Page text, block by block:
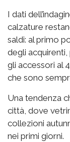
I dati
calzature
saldi: al primo
degli acquirenti,
gli accessori al
che sono
Una tendenza
città, dove
collezioni
nei primi giorni.